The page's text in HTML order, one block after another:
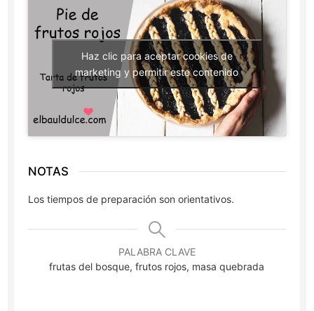
Haz clic para aceptar cookies de
marketing y permitir este contenido
NOTAS
Los tiempos de preparación son orientativos.
PALABRA CLAVE
frutas del bosque, frutos rojos, masa quebrada